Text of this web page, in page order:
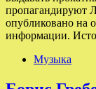
пропагандируют
опубликовано на
информации.
Музыка